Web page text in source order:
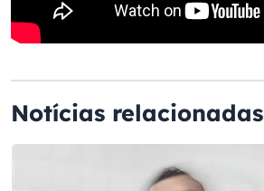
Notícias relacionadas